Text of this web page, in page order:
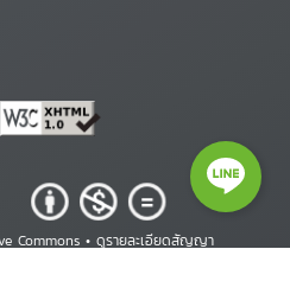
Commons •ดูรายละเอียดสัญญา